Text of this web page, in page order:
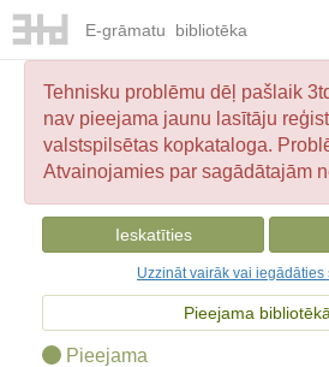
E-grāmatu bibliotēka
Tehnisku problēmu dēļ pašlaik
nav pieejama jaunu lasītāju
valstspilsētas kopkataloga.
Atvainojamies par sagādātajām
Ieskatīties
Uzzināt vairāk vai iegādāties
Pieejama
Pieejama